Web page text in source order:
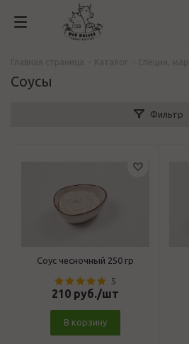
Соусы
Фильтр
Соус чесночный 250 гр
5
210 руб./шт
В корзину